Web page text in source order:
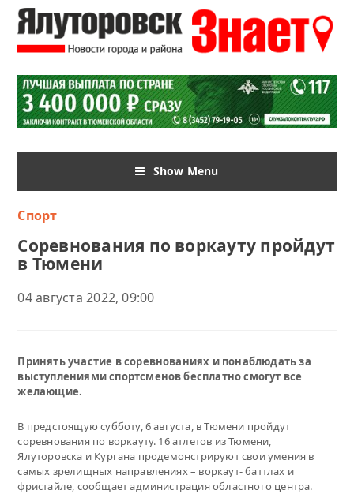
Show Menu
Спорт
Соревнования по воркауту пройдут
в Тюмени
04 августа 2022, 09:00
Принять участие в соревнованиях и понаблюдать за
выступлениями спортсменов бесплатно смогут все
желающие.
В предстоящую субботу, 6 августа, в Тюмени пройдут
соревнования по воркауту. 16 атлетов из Тюмени,
Ялуторовска и Кургана продемонстрируют свои умения в
самых зрелищных направлениях – воркаут- баттлах и
фристайле, сообщает администрация областного центра.